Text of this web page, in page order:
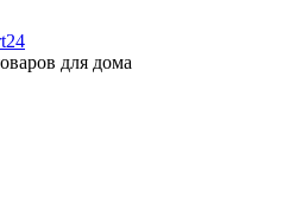
для дома